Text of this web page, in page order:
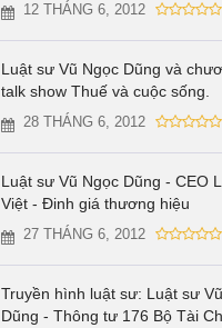
12 THÁNG 6, 2012
Luật sư Vũ Ngọc Dũng và
talk show Thuế và cuộc sống.
28 THÁNG 6, 2012
Luật sư Vũ Ngọc Dũng - CEO
Việt - Đinh giá thương hiệu
27 THÁNG 6, 2012
Truyền hình luật sư: Luật sư
Dũng - Thông tư 176 Bộ Tài